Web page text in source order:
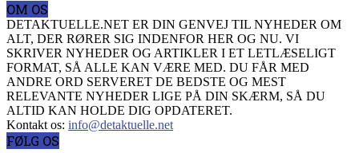
OM OS
DETAKTUELLE.NET ER DIN GENVEJ TIL NYHEDER OM
ALT, DER RØRER SIG INDENFOR HER OG NU. VI
SKRIVER NYHEDER OG ARTIKLER I ET LETLÆSELIGT
FORMAT, SÅ ALLE KAN VÆRE MED. DU FÅR MED
ANDRE ORD SERVERET DE BEDSTE OG MEST
RELEVANTE NYHEDER LIGE PÅ DIN SKÆRM, SÅ DU
ALTID KAN HOLDE DIG OPDATERET.
Kontakt os: info@detaktuelle.net
FØLG OS